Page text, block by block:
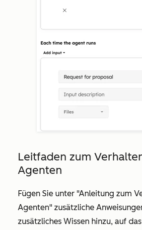
Leitfaden zum
Agenten
Fügen Sie unter "Anleitung zum
Agenten" zusätzliche
zusätzliches Wissen hinzu, auf